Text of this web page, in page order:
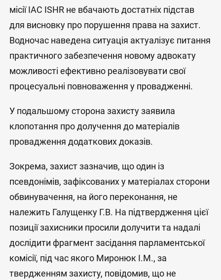
місії IAC ISHR не вбачають достатніх підстав
для висновку про порушення права на захист.
Водночас наведена ситуація актуалізує питання
практичного забезпечення новому адвокату
можливості ефективно реалізовувати свої
процесуальні повноваження у провадженні.
У подальшому сторона захисту заявила
клопотання про долучення до матеріалів
провадження додаткових доказів.
Зокрема, захист зазначив, що один із
псевдонімів, зафіксованих у матеріалах сторони
обвинувачення, на його переконання, не
належить Галущенку Г.В. На підтвердження цієї
позиції захисники просили долучити та надалі
дослідити фрагмент засідання парламентської
комісії, під час якого Миронюк І.М., за
твердженням захисту, повідомив, що не